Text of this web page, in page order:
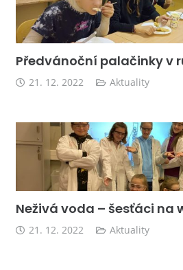
Předvánoční palačinky v
21. 12. 2022 Aktuality
Neživá voda – šesťáci na
21. 12. 2022 Aktuality